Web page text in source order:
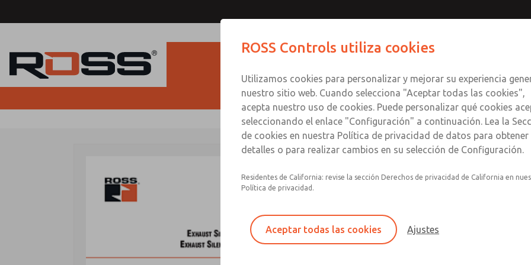
Silenciadores neumáticos
Comprensión de los silenciadores de
ROSS Controls utiliza cookies
Utilizamos cookies para personalizar y mejorar su experiencia
nuestro sitio web. Cuando selecciona "Aceptar todas las cookies",
acepta nuestro uso de cookies. Puede personalizar qué cookies
seleccionando el enlace "Configuración" a continuación. Lea la
de cookies en nuestra Política de privacidad de datos para obtener
detalles o para realizar cambios en su selección de Configuración.
Residentes de California: revise la sección Derechos de privacidad de California en
Política de privacidad.
Aceptar todas las cookies Ajustes